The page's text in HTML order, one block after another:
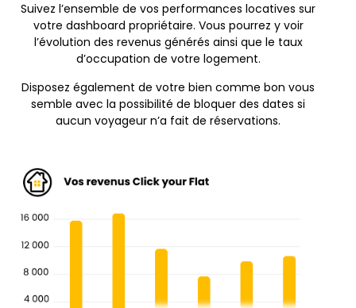
Suivez l’ensemble de vos performances locatives sur
votre dashboard propriétaire. Vous pourrez y voir
l’évolution des revenus générés ainsi que le taux
d’occupation de votre logement.
Disposez également de votre bien comme bon vous
semble avec la possibilité de bloquer des dates si
aucun voyageur n’a fait de réservations.